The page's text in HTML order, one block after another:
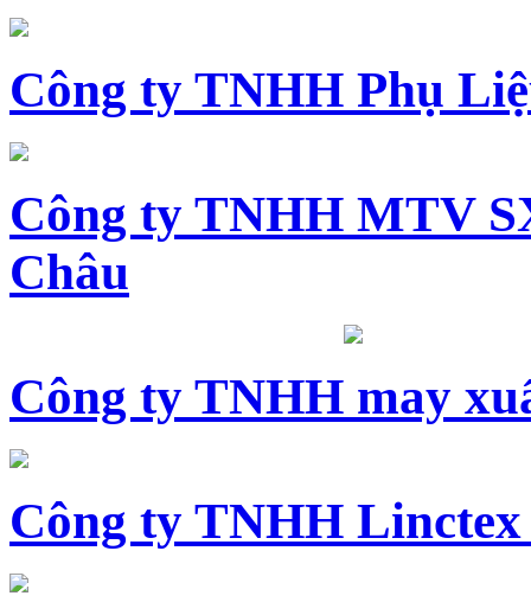
Công ty TNHH Phụ
Công ty TNHH MTV
Châu
Công ty TNHH may
Công ty TNHH Linctex